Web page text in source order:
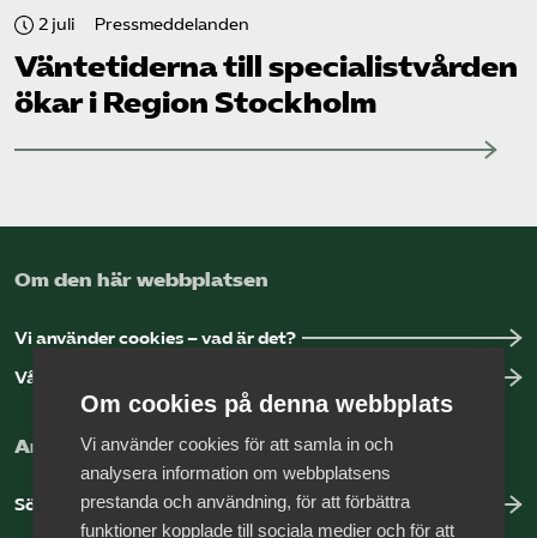
2 juli Pressmeddelanden
Väntetiderna till specialistvården
ökar i Region Stockholm
Om den här webbplatsen
Vi använder cookies – vad är det?
Vår dataskyddspolicy
Arbeta hos Vårdföretagarna?
Sök jobb hos oss
Om cookies på denna webbplats
Vi använder cookies för att samla in och
analysera information om webbplatsens
prestanda och användning, för att förbättra
funktioner kopplade till sociala medier och för att